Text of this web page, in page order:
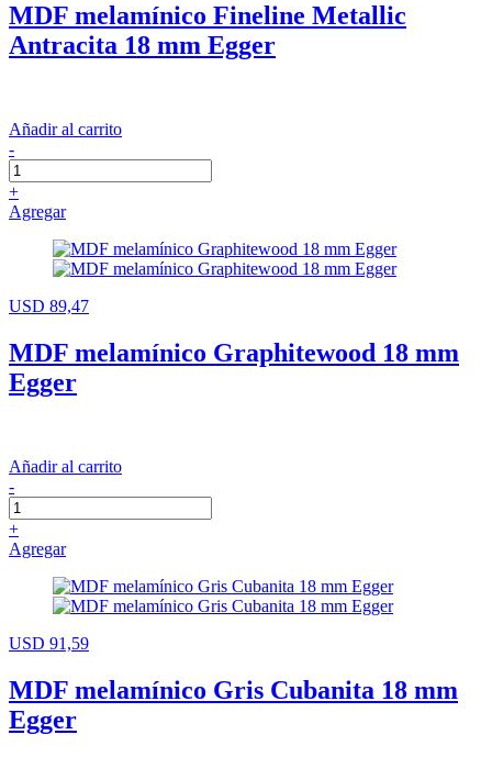
MDF melamínico Fineline Metallic
Antracita 18 mm Egger
Añadir al carrito
-
+
Agregar
USD 89,47
MDF melamínico Graphitewood 18 mm
Egger
Añadir al carrito
-
+
Agregar
USD 91,59
MDF melamínico Gris Cubanita 18 mm
Egger